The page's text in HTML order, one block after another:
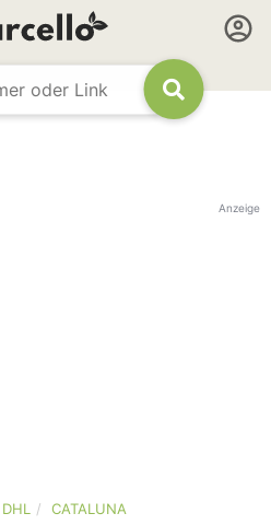
Anzeige
DHL CATALUNA